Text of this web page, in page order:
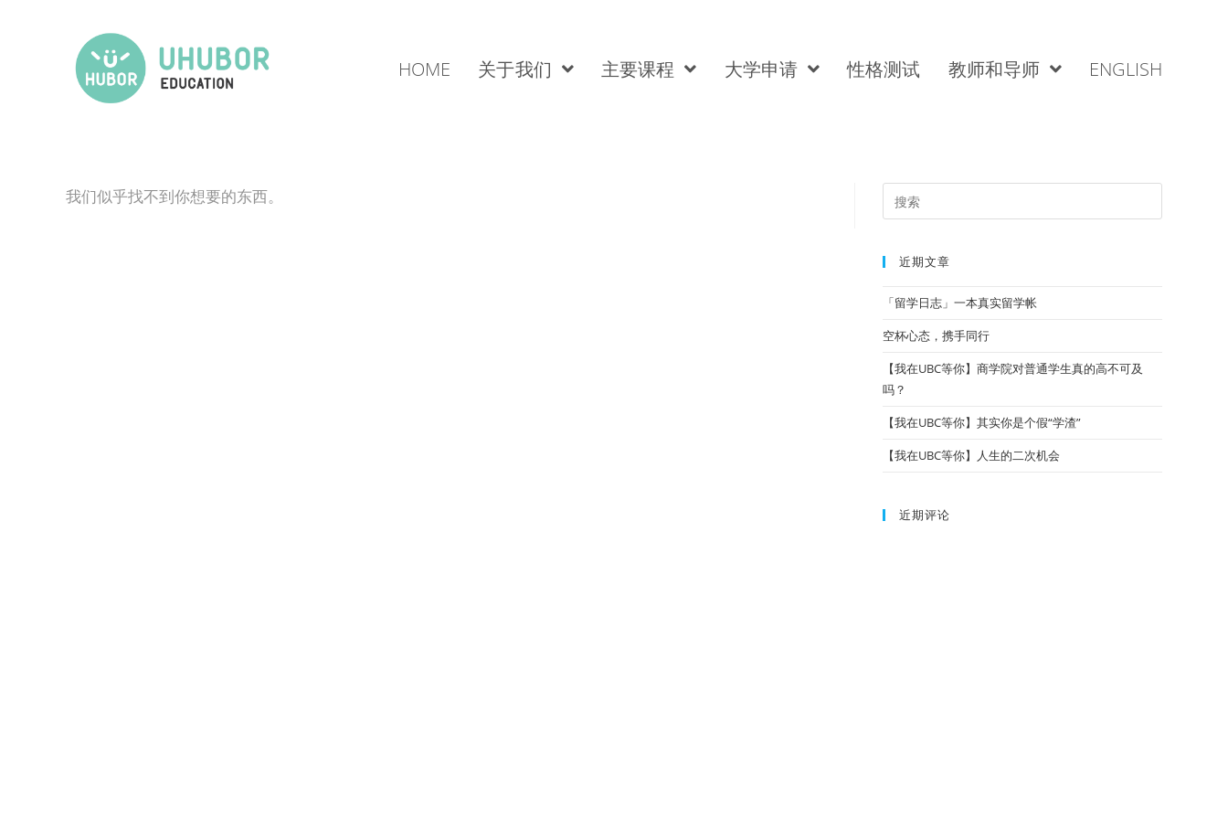
HOME 关于我们 主要课程 大学申请 性格测试 教师和导师 ENGLISH
我们似乎找不到你想要的东西。
近期文章
「留学日志」一本真实留学帐
空杯心态，携手同行
【我在UBC等你】商学院对普通学生真的高不可及
吗？
【我在UBC等你】其实你是个假“学渣”
【我在UBC等你】人生的二次机会
近期评论